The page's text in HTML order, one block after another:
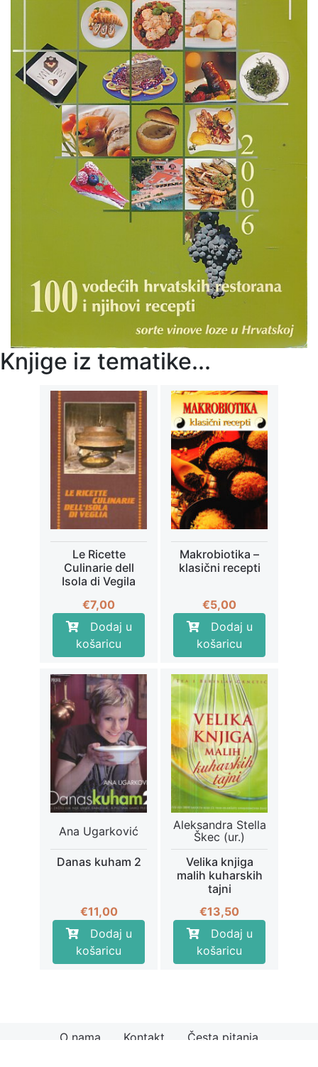
Knjige iz tematike...
Le Ricette
Culinarie dell
Isola di Vegila
€7,00
Dodaj u
košaricu
Makrobiotika –
klasični recepti
€5,00
Dodaj u
košaricu
Ana Ugarković
Danas kuham 2
€11,00
Dodaj u
košaricu
Aleksandra Stella
Škec (ur.)
Velika knjiga
malih kuharskih
tajni
€13,50
Dodaj u
košaricu
O nama Kontakt
Česta pitanja